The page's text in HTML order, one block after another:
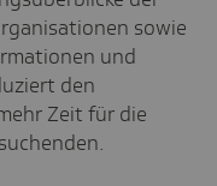
sowie
und
den
Zeit für die